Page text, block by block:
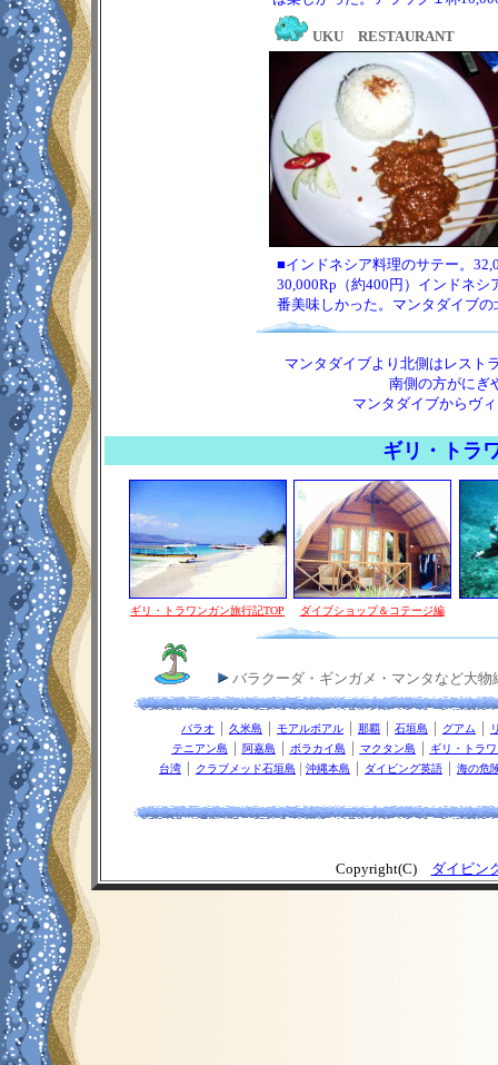
UKU RESTAURANT
■インドネシア料理のサテー。
30,000Rp（約400円）インドネ
番美味しかった。マンタダイブの
マンタダイブより北側はレスト
南側の方がにぎやかな
マンタダイブからヴ
ギリ・トラ
ギリ・トラワンガン旅行記TOP ダイブショップ＆コテージ編
バラクーダ・ギンガメ・マンタなど大
パラオ ｜ 久米島 ｜ モアルボアル ｜ 那覇 ｜ 石垣島 ｜ グアム ｜
テニアン島
｜ 阿嘉島 ｜ ボラカイ島 ｜ マクタン島 ｜
ギリ・トラ
台湾 ｜ クラブメッド石垣島 | 沖縄本島 ｜ ダイビング英語 ｜ 海の危
Copyright(C) ダイビン